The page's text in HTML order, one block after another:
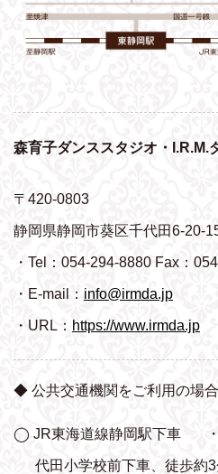
森育子ダンススタジオ・I.R.M.
〒420-0803
静岡県静岡市葵区千代田6-20-
・Tel：054-294-8880 Fax：
・E-mail： info@irmda.jp
・URL： https://www.irmda.jp
◆ 公共交通機関をご利用の場合
◯ JR東海道線静岡駅下車
代田小学校前下車、 徒歩約3